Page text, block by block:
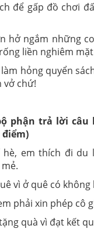
để gấp đồ chơi
hở ngắm những
liền nghiêm
hỏng quyển
vở chứ!
phận trả lời câu
điểm)
hè, em thích đi du
vì ở quê có
phải xin phép cô
quà vì đạt kết